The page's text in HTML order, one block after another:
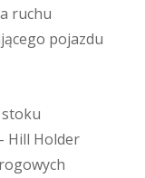
a ruchu
jącego pojazdu
stoku
- Hill Holder
rogowych